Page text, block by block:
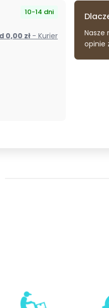
10-14 dni
od 0,00 zł - Kurier
Nasze
opinie